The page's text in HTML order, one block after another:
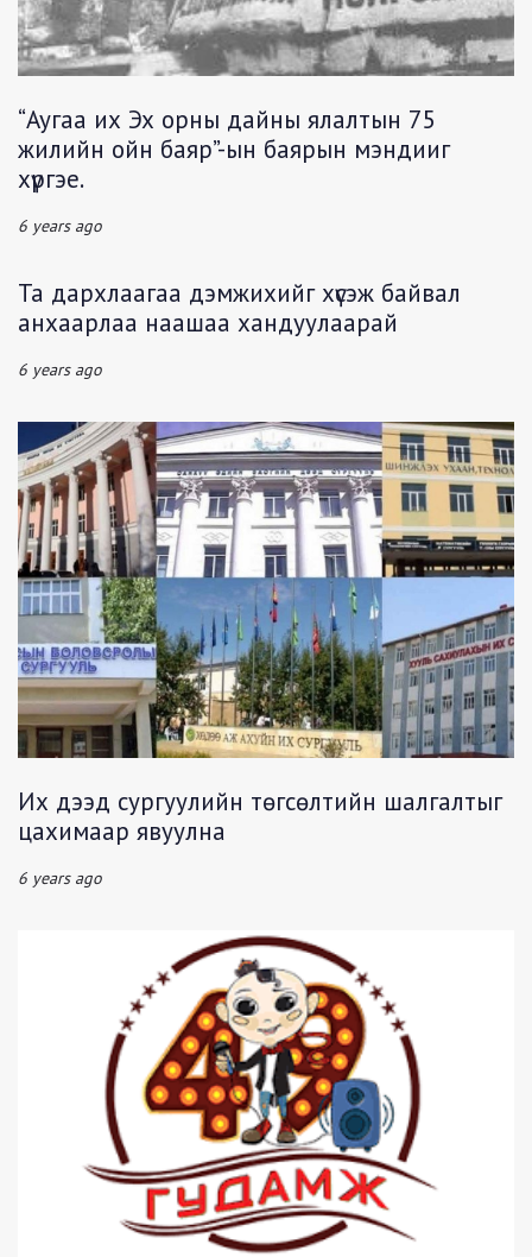
“Аугаа их Эх орны дайны ялалтын 75
жилийн ойн баяр”-ын баярын мэндииг
хүргэе.
6 years ago
Та дархлаагаа дэмжихийг хүсэж байвал
анхаарлаа наашаа хандуулаарай
6 years ago
Их дээд сургуулийн төгсөлтийн шалгалтыг
цахимаар явуулна
6 years ago